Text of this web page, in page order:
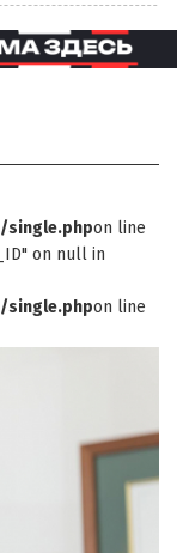
on line
on null in
on line